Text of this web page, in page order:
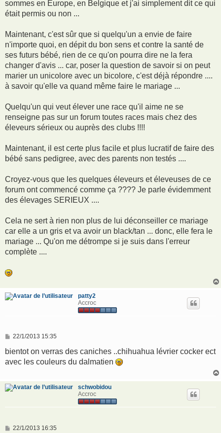
g
sommes en Europe, en Belgique et j'ai simplement dit ce qui
était permis ou non ...
Maintenant, c'est sûr que si quelqu'un a envie de faire
n'importe quoi, en dépit du bon sens et contre la santé de
ses futurs bébé, rien de ce qu'on pourra dire ne la fera
changer d'avis ... car, poser la question de savoir si on peut
marier un unicolore avec un bicolore, c'est déjà répondre ....
à savoir qu'elle va quand même faire le mariage ...
Quelqu'un qui veut élever une race qu'il aime ne se
renseigne pas sur un forum toutes races mais chez des
éleveurs sérieux ou auprès des clubs !!!!
Maintenant, il est certe plus facile et plus lucratif de faire des
bébé sans pedigree, avec des parents non testés ....
Croyez-vous que les quelques éleveurs et éleveuses de ce
forum ont commencé comme ça ???? Je parle évidemment
des élevages SERIEUX ....
Cela ne sert à rien non plus de lui déconseiller ce mariage
car elle a un gris et va avoir un black/tan ... donc, elle fera le
mariage ... Qu'on me détrompe si je suis dans l'erreur
complète ....
patty2
Accroc
M
s
a
22/1/2013 15:35
bientot on verras des caniches ..chihuahua lévrier cocker ect
avec les couleurs du dalmatien
schwobidou
Accroc
M
22/1/2013 16:35